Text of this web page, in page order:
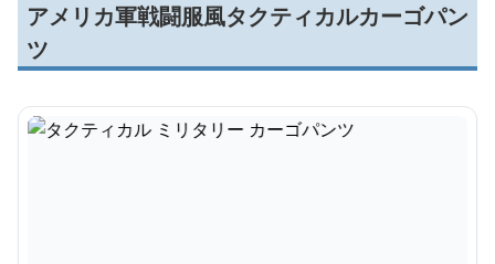
アメリカ軍戦闘服風タクティカルカーゴパン
ツ